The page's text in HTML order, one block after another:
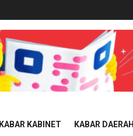
KABAR KABINET KABAR DAERAH